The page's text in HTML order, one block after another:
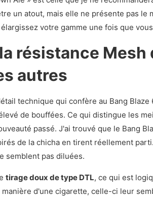
un atout, mais elle ne présente pas
votre gamme une fois que
résistance
autres
technique qui confère au Bang
de bouffées. Ce qui distingue les
passé. J'ai trouvé que le Bang
de la chicha en tirent réellement
semblent pas diluées.
tirage doux de type DTL, ce qui est
d'une cigarette, celle-ci leur